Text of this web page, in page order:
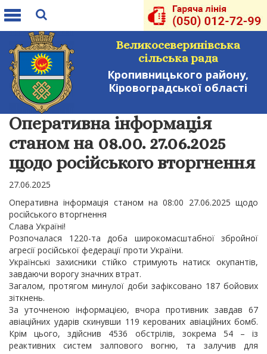
Toggle
Великосеверинівська
сільська рада
Кропивницького району,
Кіровоградської області
Оперативна інформація
станом на 08.00. 27.06.2025
щодо російського вторгнення
27.06.2025
Оперативна інформація станом на 08:00 27.06.2025 щодо
російського вторгнення
Слава Україні!
Розпочалася 1220-та доба широкомасштабної збройної
агресії російської федерації проти України.
Українські захисники стійко стримують натиск окупантів,
завдаючи ворогу значних втрат.
Загалом, протягом минулої доби зафіксовано 187 бойових
зіткнень.
За уточненою інформацією, вчора противник завдав 67
авіаційних ударів скинувши 119 керованих авіаційних бомб.
Крім цього, здійснив 4536 обстрілів, зокрема 54 – із
реактивних систем залпового вогню, та залучив для